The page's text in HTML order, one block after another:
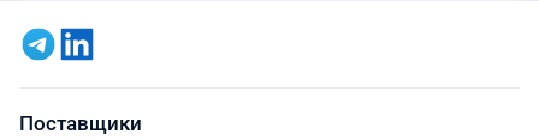
Поставщики